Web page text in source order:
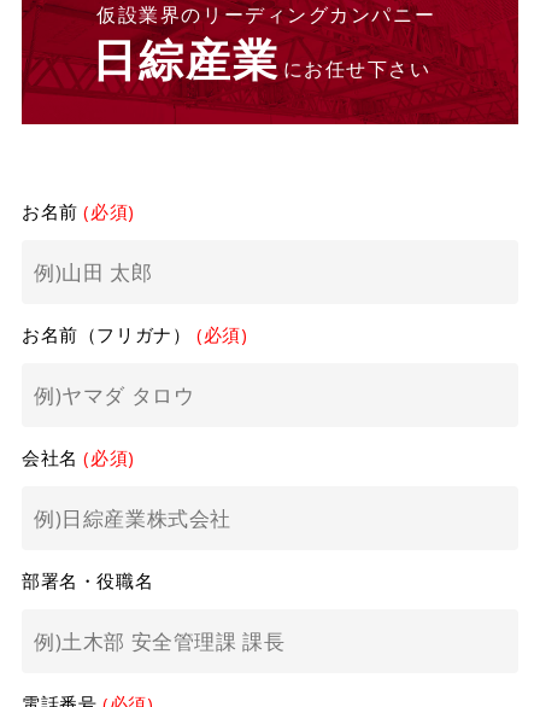
仮設業界のリーディングカンパニー
日綜産業にお任せ下さい
お名前(必須)
お名前（フリガナ） (必須)
会社名(必須)
部署名・役職名